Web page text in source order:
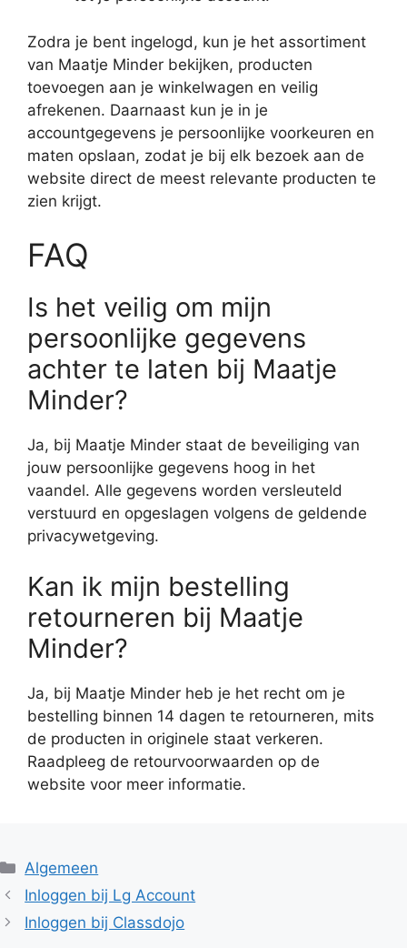
Zodra je bent ingelogd, kun je het assortiment
van Maatje Minder bekijken, producten
toevoegen aan je winkelwagen en veilig
afrekenen. Daarnaast kun je in je
accountgegevens je persoonlijke voorkeuren en
maten opslaan, zodat je bij elk bezoek aan de
website direct de meest relevante producten te
zien krijgt.
FAQ
Is het veilig om mijn
persoonlijke gegevens
achter te laten bij Maatje
Minder?
Ja, bij Maatje Minder staat de beveiliging van
jouw persoonlijke gegevens hoog in het
vaandel. Alle gegevens worden versleuteld
verstuurd en opgeslagen volgens de geldende
privacywetgeving.
Kan ik mijn bestelling
retourneren bij Maatje
Minder?
Ja, bij Maatje Minder heb je het recht om je
bestelling binnen 14 dagen te retourneren, mits
de producten in originele staat verkeren.
Raadpleeg de retourvoorwaarden op de
website voor meer informatie.
Categorieën
Algemeen
Inloggen bij Lg Account
Inloggen bij Classdojo